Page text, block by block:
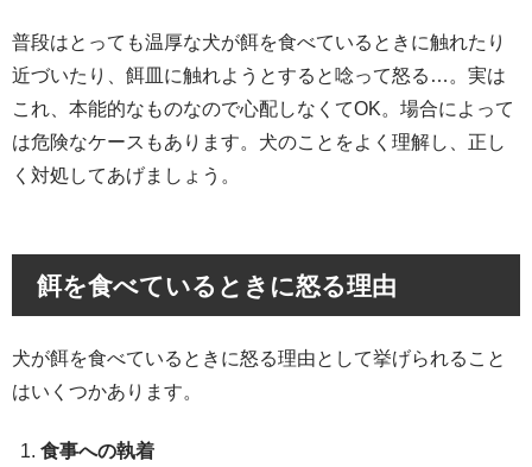
普段はとっても温厚な犬が餌を食べているときに触れたり
近づいたり、餌皿に触れようとすると唸って怒る…。実は
これ、本能的なものなので心配しなくてOK。場合によって
は危険なケースもあります。犬のことをよく理解し、正し
く対処してあげましょう。
餌を食べているときに怒る理由
犬が餌を食べているときに怒る理由として挙げられること
はいくつかあります。
食事への執着